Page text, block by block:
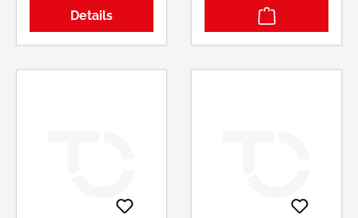
von Kunststoffen
Details